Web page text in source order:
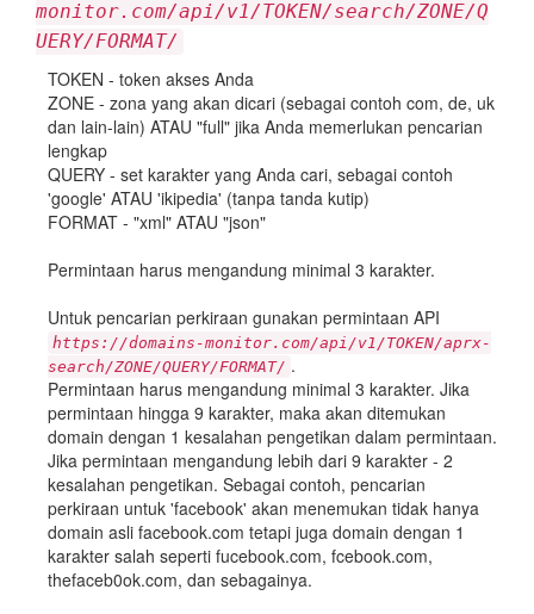
monitor.com/api/v1/TOKEN/search/ZONE/Q
UERY/FORMAT/
TOKEN - token akses Anda
ZONE - zona yang akan dicari (sebagai contoh com, de, uk
dan lain-lain) ATAU "full" jika Anda memerlukan pencarian
lengkap
QUERY - set karakter yang Anda cari, sebagai contoh
'google' ATAU 'ikipedia' (tanpa tanda kutip)
FORMAT - "xml" ATAU "json"
Permintaan harus mengandung minimal 3 karakter.
Untuk pencarian perkiraan gunakan permintaan API
https://domains-monitor.com/api/v1/TOKEN/aprx-
search/ZONE/QUERY/FORMAT/ .
Permintaan harus mengandung minimal 3 karakter. Jika
permintaan hingga 9 karakter, maka akan ditemukan
domain dengan 1 kesalahan pengetikan dalam permintaan.
Jika permintaan mengandung lebih dari 9 karakter - 2
kesalahan pengetikan. Sebagai contoh, pencarian
perkiraan untuk 'facebook' akan menemukan tidak hanya
domain asli facebook.com tetapi juga domain dengan 1
karakter salah seperti fucebook.com, fcebook.com,
thefaceb0ok.com, dan sebagainya.